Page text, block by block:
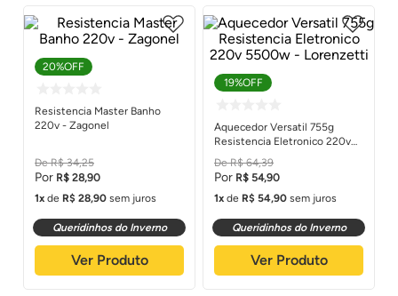
20%OFF
Resistencia Master Banho
220v - Zagonel
R$ 34,25
R$ 28,90
1
de R$ 28,90 sem juros
Queridinhos do Inverno
Ver Produto
19%OFF
Aquecedor Versatil 755g
Resistencia Eletronico 220v
5500w - Lorenzetti
R$ 64,39
R$ 54,90
1
de R$ 54,90 sem juros
Queridinhos do Inverno
Ver Produto